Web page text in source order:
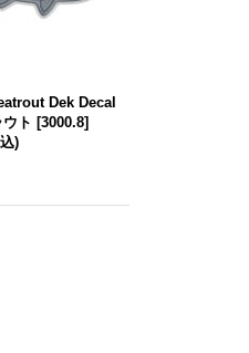
Dek Decal
ト [3000.8]
)